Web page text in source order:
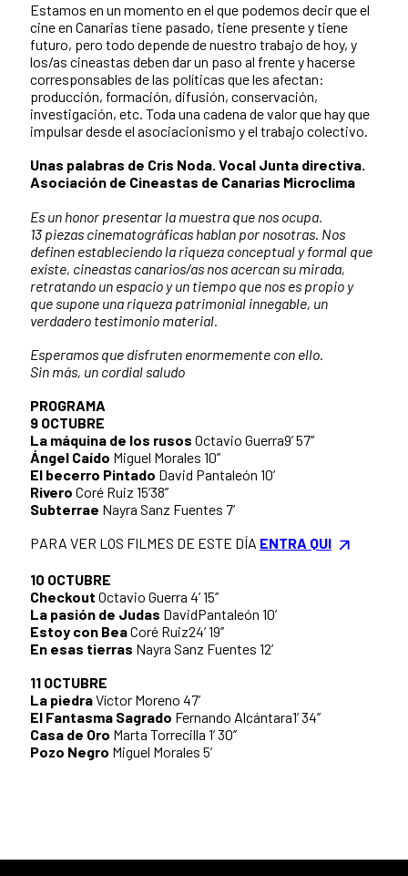
Estamos en un momento en el que podemos decir que el
cine en Canarias tiene pasado, tiene presente y tiene
futuro, pero todo depende de nuestro trabajo de hoy, y
los/as cineastas deben dar un paso al frente y hacerse
corresponsables de las políticas que les afectan:
producción, formación, difusión, conservación,
investigación, etc. Toda una cadena de valor que hay que
impulsar desde el asociacionismo y el trabajo colectivo.
Unas palabras de Cris Noda. Vocal Junta directiva.
Asociación de Cineastas de Canarias Microclima
Es un honor presentar la muestra que nos ocupa.
13 piezas cinematográficas hablan por nosotras. Nos
definen estableciendo la riqueza conceptual y formal que
existe, cineastas canarios/as nos acercan su mirada,
retratando un espacio y un tiempo que nos es propio y
que supone una riqueza patrimonial innegable, un
verdadero testimonio material.
Esperamos que disfruten enormemente con ello.
Sin más, un cordial saludo
PROGRAMA
9 OCTUBRE
La máquina de los rusos Octavio Guerra9’ 57’’
Ángel Caído Miguel Morales 10’’
El becerro Pintado David Pantaleón 10’
Rivero Coré Ruiz 15’38’’
Subterrae Nayra Sanz Fuentes 7’
PARA VER LOS FILMES DE ESTE DÍA ENTRA QUI
10 OCTUBRE
Checkout Octavio Guerra 4’ 15’’
La pasión de Judas DavidPantaleón 10’
Estoy con BeaCoré Ruiz24’ 19’’
En esas tierras Nayra Sanz Fuentes 12’
11 OCTUBRE
La piedraVíctor Moreno 47’
El Fantasma Sagrado Fernando Alcántara1’ 34’’
Casa de Oro Marta Torrecilla 1’ 30’’
Pozo Negro Miguel Morales 5’